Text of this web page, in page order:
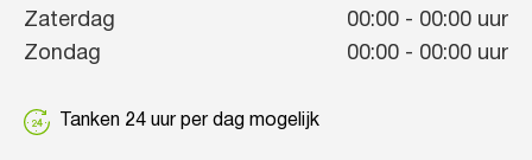
Zaterdag
00:00 - 00:00 uur
Zondag
00:00 - 00:00 uur
Tanken 24 uur per dag mogelijk